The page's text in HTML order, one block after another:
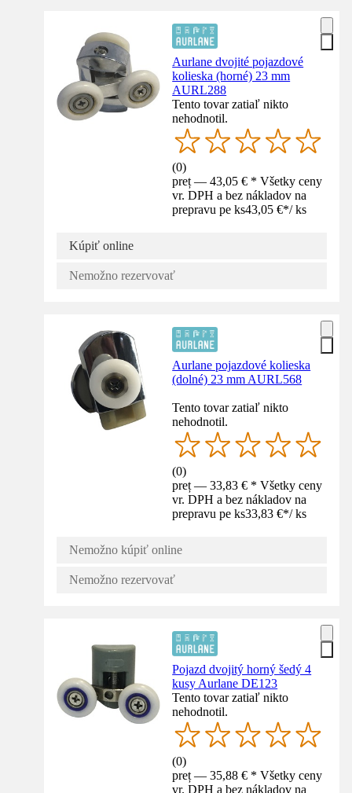
Aurlane dvojité pojazdové
kolieska (horné) 23 mm
AURL288
Tento tovar zatiaľ nikto
nehodnotil.
(0)
preț — 43,05 € * Všetky ceny
vr. DPH a bez nákladov na
prepravu pe ks43,05 €*/ ks
Kúpiť online
Nemožno rezervovať
Aurlane pojazdové kolieska
(dolné) 23 mm AURL568
Tento tovar zatiaľ nikto
nehodnotil.
(0)
preț — 33,83 € * Všetky ceny
vr. DPH a bez nákladov na
prepravu pe ks33,83 €*/ ks
Nemožno kúpiť online
Nemožno rezervovať
Pojazd dvojitý horný šedý 4
kusy Aurlane DE123
Tento tovar zatiaľ nikto
nehodnotil.
(0)
preț — 35,88 € * Všetky ceny
vr. DPH a bez nákladov na